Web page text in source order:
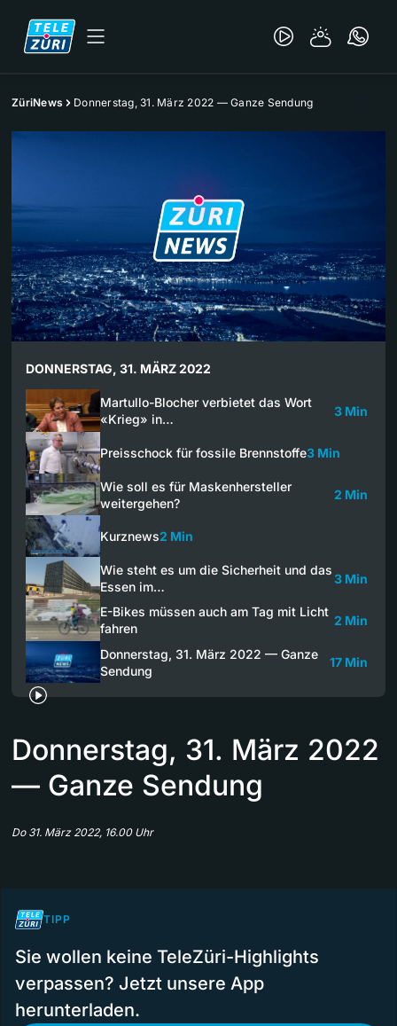
ZüriNews Donnerstag, 31. März 2022 — Ganze Sendung
DONNERSTAG, 31. MÄRZ 2022
Martullo-Blocher verbietet das Wort
«Krieg» in…
3 Min
Preisschock für fossile Brennstoffe3 Min
Wie soll es für Maskenhersteller
weitergehen?
2 Min
Kurznews2 Min
Wie steht es um die Sicherheit und das
Essen im…
3 Min
E-Bikes müssen auch am Tag mit Licht
fahren
2 Min
Donnerstag, 31. März 2022 — Ganze
Sendung
17 Min
Donnerstag, 31. März 2022
— Ganze Sendung
Do 31. März 2022, 16.00 Uhr
TIPP
Sie wollen keine TeleZüri-Highlights
verpassen? Jetzt unsere App
herunterladen.